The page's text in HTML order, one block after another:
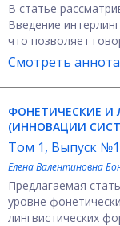
В статье
Введение
что позволяет
Смотреть
ФОНЕТИЧЕСКИЕ И
(ИННОВАЦИИ
Том 1, Выпуск
Елена Валентиновна
Предлагаемая
уровне
лингвистических